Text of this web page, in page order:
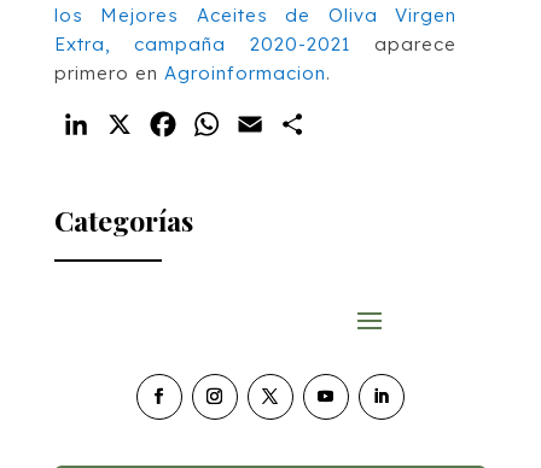
los Mejores Aceites de Oliva Virgen
Extra, campaña 2020-2021
aparece
primero en Agroinformacion.
LinkedIn FacebookWhatsApp
Email
Categorías